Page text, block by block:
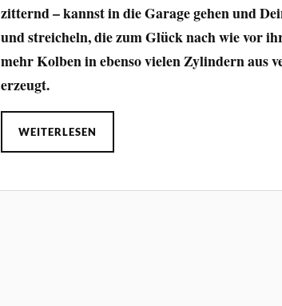
zitternd – kannst in die Garage gehen und
und streicheln, die zum Glück nach wie vor
mehr Kolben in ebenso vielen Zylindern aus
erzeugt.
WEITERLESEN